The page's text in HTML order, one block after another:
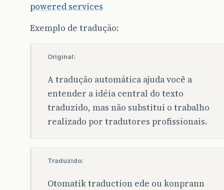
powered services
Exemplo de tradução:
Original:
A tradução automática ajuda você a
entender a idéia central do texto
traduzido, mas não substitui o trabalho
realizado por tradutores profissionais.
Traduzido:
Otomatik traduction ede ou konprann